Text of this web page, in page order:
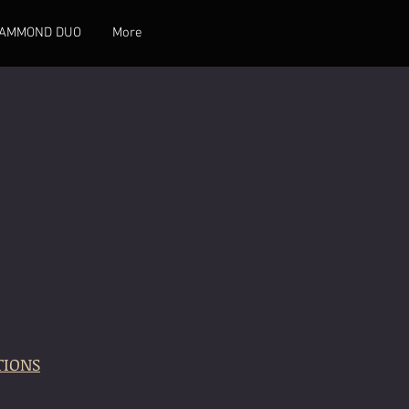
DUO More